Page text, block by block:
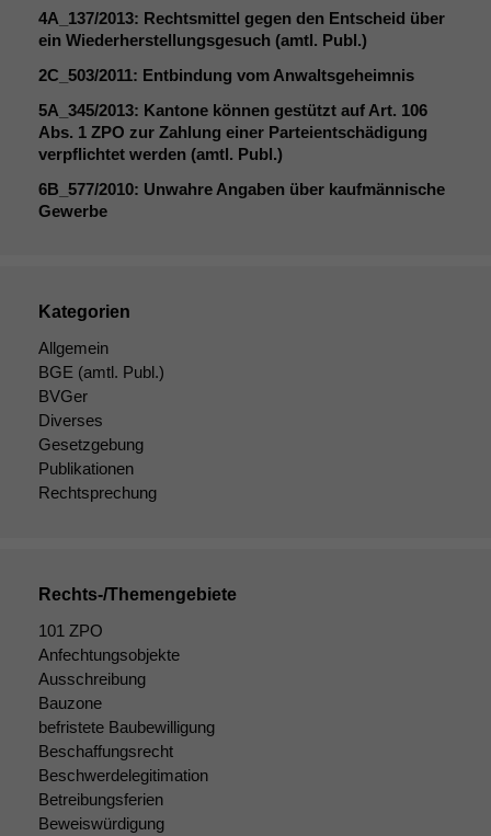
4A_137/2013: Rechtsmittel gegen den Entscheid über
ein Wiederherstellungsgesuch (amtl. Publ.)
2C_503/2011: Entbindung vom Anwaltsgeheimnis
5A_345/2013: Kantone können gestützt auf Art. 106
Abs. 1 ZPO zur Zahlung einer Parteientschädigung
verpflichtet werden (amtl. Publ.)
6B_577/2010: Unwahre Angaben über kaufmännische
Gewerbe
Kategorien
Allgemein
BGE (amtl. Publ.)
BVGer
Diverses
Gesetzgebung
Publikationen
Rechtsprechung
Rechts-/Themengebiete
101 ZPO
Anfechtungsobjekte
Ausschreibung
Bauzone
befristete Baubewilligung
Beschaffungsrecht
Beschwerdelegitimation
Betreibungsferien
Beweiswürdigung